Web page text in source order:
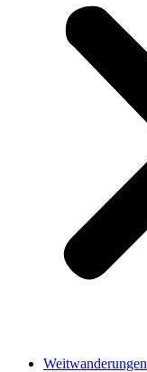
Weitwanderungen